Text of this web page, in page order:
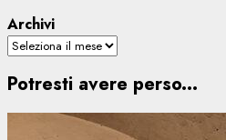
Archivi
Potresti avere perso...